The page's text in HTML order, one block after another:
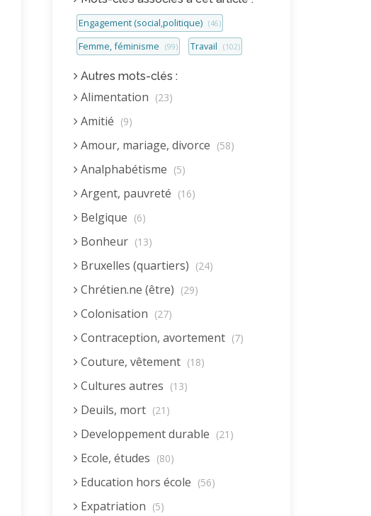
Engagement (social,politique) (46)
Femme, féminisme (99) Travail (102)
Autres mots-clés :
Alimentation (23)
Amitié (9)
Amour, mariage, divorce (58)
Analphabétisme (5)
Argent, pauvreté (16)
Belgique (6)
Bonheur (13)
Bruxelles (quartiers) (24)
Chrétien.ne (être) (29)
Colonisation (27)
Contraception, avortement (7)
Couture, vêtement (18)
Cultures autres (13)
Deuils, mort (21)
Developpement durable (21)
Ecole, études (80)
Education hors école (56)
Expatriation (5)